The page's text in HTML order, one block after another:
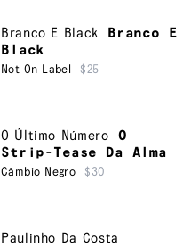
Branco E Black
Branco E
Black
Not On Label $25
O Último Número
O
Strip-Tease Da Alma
Câmbio Negro $30
Paulinho Da Costa